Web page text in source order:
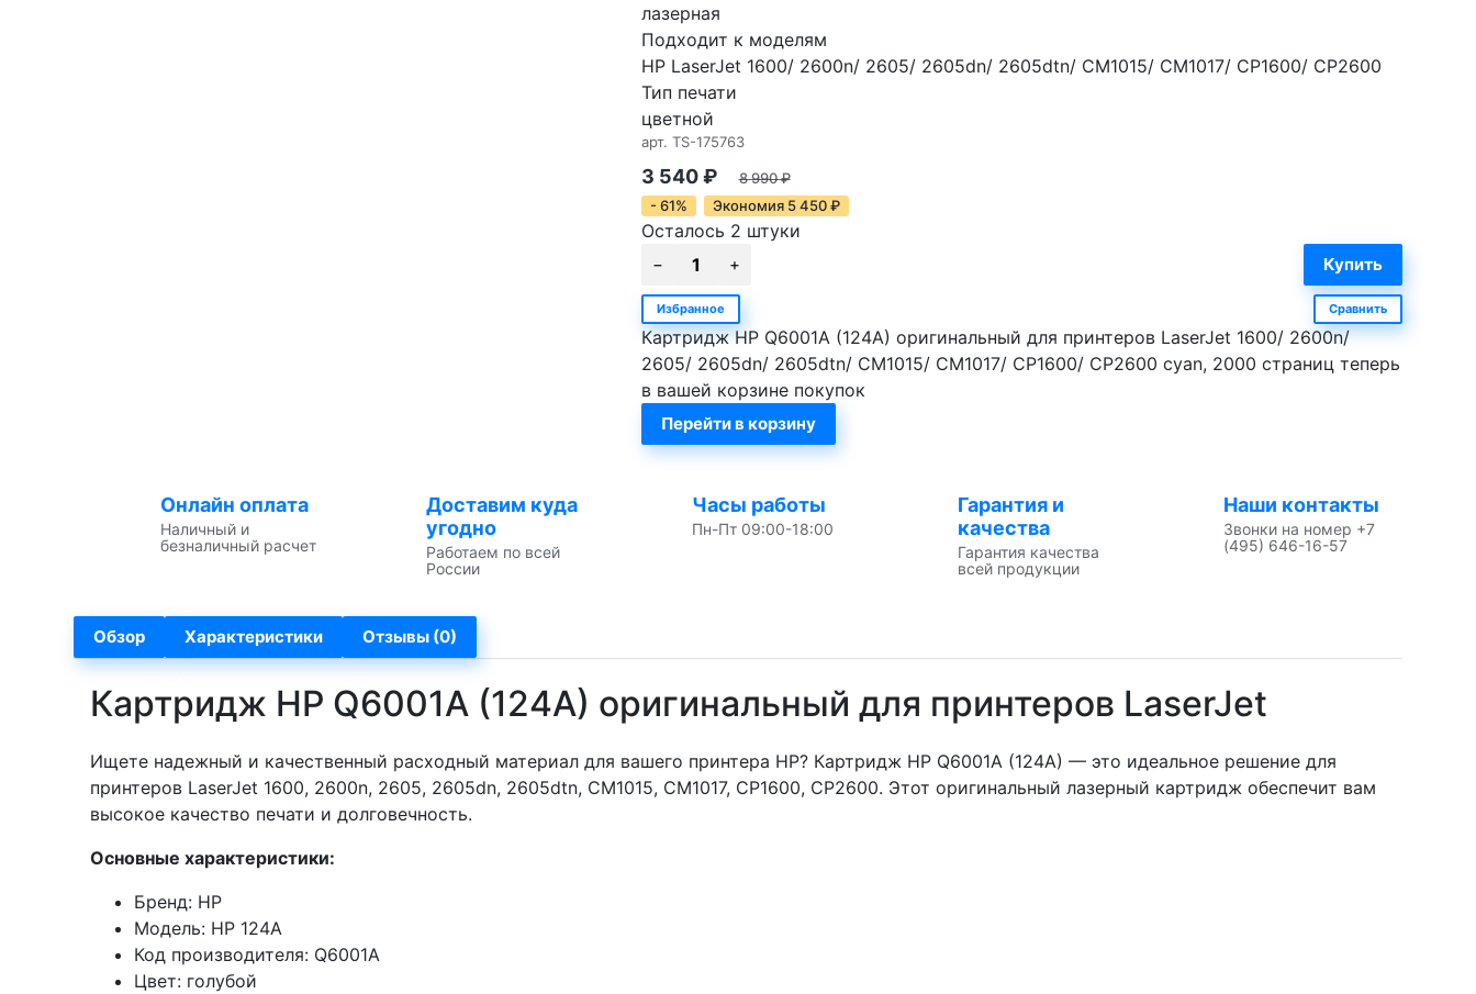
лазерная
Подходит к моделям
HP LaserJet 1600/ 2600n/ 2605/ 2605dn/ 2605dtn/ CM1015/ CM1017/ CP1600/ CP2600
Тип печати
цветной
арт. TS-175763
3 540₽ 8 990₽
- 61%
Экономия 5 450₽
Осталось 2 штуки
Избранное Сравнить
Картридж HP Q6001A (124A) оригинальный для принтеров LaserJet 1600/ 2600n/
2605/ 2605dn/ 2605dtn/ CM1015/ CM1017/ CP1600/ CP2600 cyan, 2000 страниц теперь
в вашей корзине покупок
Перейти в корзину
Онлайн оплата
Наличный и
безналичный расчет
Доставим куда
угодно
Работаем по всей
России
Часы работы
Пн-Пт 09:00-18:00
Гарантия и
качества
Гарантия качества
всей продукции
Наши контакты
Звонки на номер +7
(495) 646-16-57
Обзор Характеристики Отзывы (0)
Картридж HP Q6001A (124A) оригинальный для принтеров LaserJet
Ищете надежный и качественный расходный материал для вашего принтера HP? Картридж HP Q6001A (124A) — это идеальное решение для
принтеров LaserJet 1600, 2600n, 2605, 2605dn, 2605dtn, CM1015, CM1017, CP1600, CP2600. Этот оригинальный лазерный картридж обеспечит вам
высокое качество печати и долговечность.
Основные характеристики:
Бренд: HP
Модель: HP 124A
Код производителя: Q6001A
Цвет: голубой